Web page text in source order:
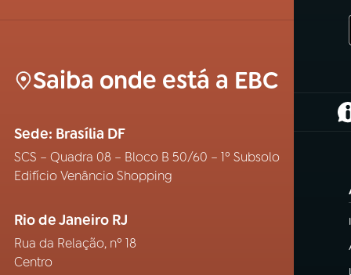
Saiba onde está a EBC
Sede: Brasília DF
SCS – Quadra 08 – Bloco B 50/60 – 1º Subsolo
Edifício Venâncio Shopping
Rio de Janeiro RJ
Rua da Relação, nº 18
Centro